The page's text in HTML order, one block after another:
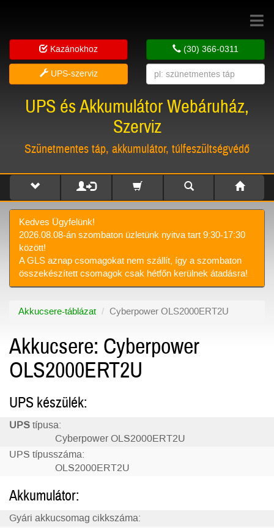
Toggle
Kazánokhoz
UPS-szerviz
(30) 366-0311
UPS és Akkumulátor Webáruház,
Szerviz
Szünetmentes táp, akkumulátor, túlfeszültségvédő
Kedves Ügyfelünk!
2026.08.08-án szombaton üzletünk nyitva tart 9:30-17:30
között!
A GLS aznap csomagokat nem szállít, így a szombaton
összekészített csomagok csak hétfőn kerülnek átadásra!
Akkucsere-táblázat Cyberpower OLS2000ERT2U
Akkucsere: Cyberpower
OLS2000ERT2U
UPS készülék:
UPS típusa:
Cyberpower OLS2000ERT2U
UPS típusszáma:
OLS2000ERT2U
Akkumulátor:
Gyári akkucsomag cikkszáma: